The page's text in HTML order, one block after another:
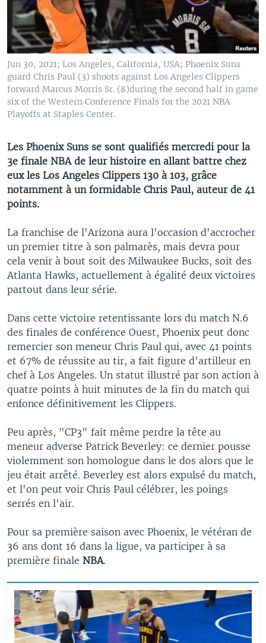
Jun 30, 2021; Los Angeles, California, USA; Phoenix Suns
guard Chris Paul (3) shoots against Los Angeles Clippers
forward Marcus Morris Sr. (8)during the second half in game
six of the Western Conference Finals for the 2021 NBA
Playoffs at Staples Center.
Les Phoenix Suns se sont qualifiés mercredi pour la
3e finale NBA de leur histoire en allant battre chez
eux les Los Angeles Clippers 130 à 103, grâce
notamment à un formidable Chris Paul, auteur de 41
points.
La franchise de l'Arizona aura l'occasion d'accrocher
un premier titre à son palmarès, mais devra pour
cela venir à bout soit des Milwaukee Bucks, soit des
Atlanta Hawks, actuellement à égalité deux victoires
partout dans leur série.
Dans cette victoire retentissante lors du match N.6
des finales de conférence Ouest, Phoenix peut donc
remercier son meneur Chris Paul qui, avec 41 points
et 67% de réussite au tir, a fait figure d'artilleur en
chef à Los Angeles. Un statut illustré par son action à
quatre points à huit minutes de la fin du match qui
enfonce définitivement les Clippers.
Peu après, "CP3" fait même perdre la tête au
meneur adverse Patrick Beverley: ce dernier pousse
violemment son homologue dans le dos alors que le
jeu était arrêté. Beverley est alors expulsé du match,
et l'on peut voir Chris Paul célébrer, les poings
serrés en l'air.
Pour sa première saison avec Phoenix, le vétéran de
36 ans dont 16 dans la ligue, va participer à sa
première finale NBA.